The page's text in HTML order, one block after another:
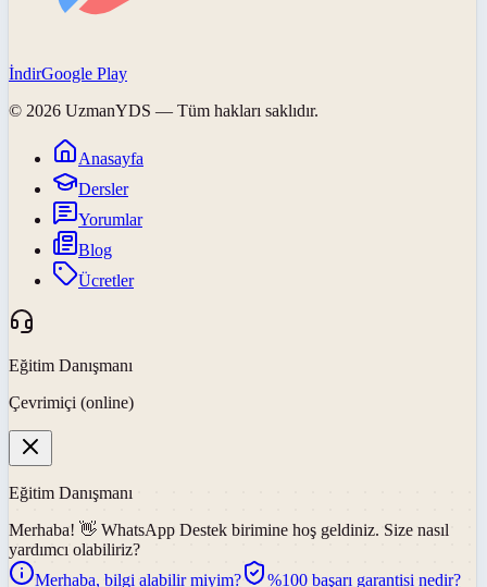
İndirGoogle Play
© 2026 UzmanYDS — Tüm hakları saklıdır.
Anasayfa
Dersler
Yorumlar
Blog
Ücretler
Eğitim Danışmanı
Çevrimiçi (online)
Eğitim Danışmanı
Merhaba! 👋 WhatsApp Destek birimine hoş geldiniz. Size nasıl
yardımcı olabiliriz?
Merhaba, bilgi alabilir miyim?
%100 başarı garantisi nedir?